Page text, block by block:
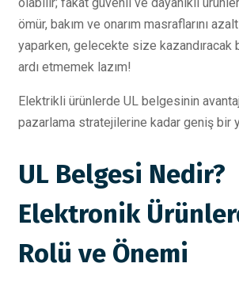
ömür, bakım ve onarım masraflarını
yaparken, gelecekte size kazandıracak
ardı etmemek lazım!
Elektrikli ürünlerde UL belgesinin
pazarlama stratejilerine kadar geniş bir
UL Belgesi Nedir?
Elektronik
Rolü ve Önemi